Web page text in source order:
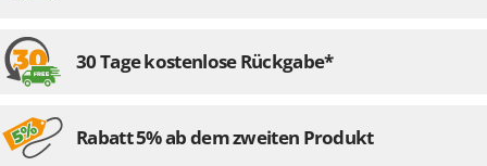
30 Tage kostenlose Rückgabe*
Rabatt 5% ab dem zweiten Produkt